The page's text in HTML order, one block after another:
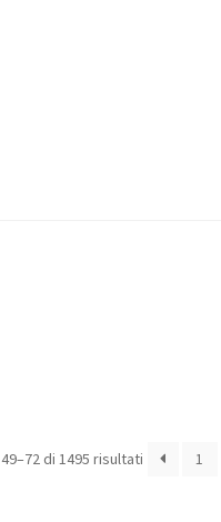
49–72 di 1495 risultati 1